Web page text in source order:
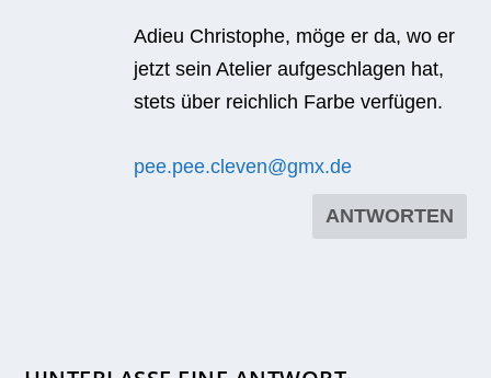
Adieu Chris­to­phe, möge er da, wo er
jetzt sein Ate­lier auf­ge­schla­gen hat,
stets über reich­lich Farbe verfügen.
pee.pee.cleven@gmx.de
ANTWORTEN